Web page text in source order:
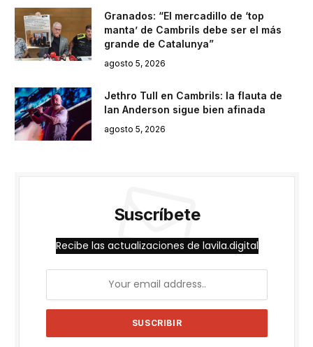
Granados: “El mercadillo de ‘top
manta’ de Cambrils debe ser el más
grande de Catalunya”
agosto 5, 2026
Jethro Tull en Cambrils: la flauta de
Ian Anderson sigue bien afinada
agosto 5, 2026
Suscríbete
Recibe las actualizaciones de lavila.digital